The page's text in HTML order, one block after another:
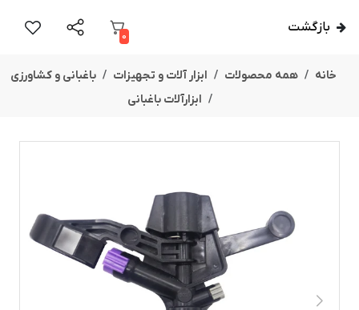
بازگشت
0
خانه همه محصولات ابزار آلات و تجهیزات
باغبانی و کشاورزی
ابزارآلات باغبانی